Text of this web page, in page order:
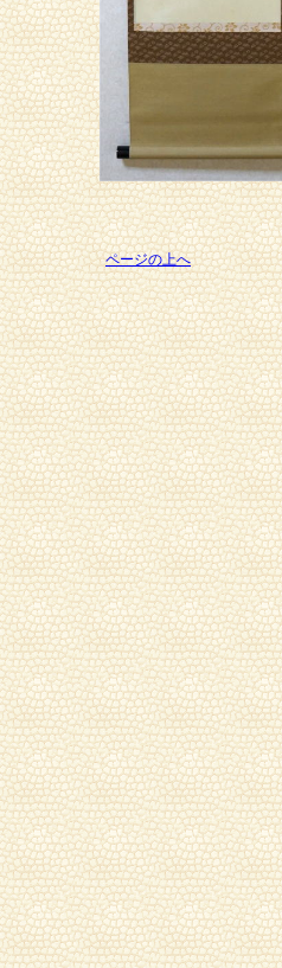
ページの上へ